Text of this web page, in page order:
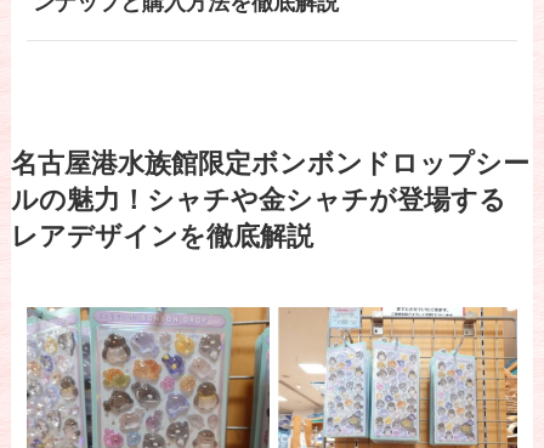
名古屋港水族館限定ボンボンドロップシー
ルの魅力！シャチや金シャチが登場する
レアデザインを徹底解説